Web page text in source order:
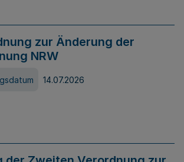
zur Änderung der
NRW
14.07.2026